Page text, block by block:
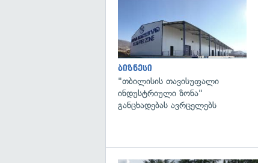
ბიზნესი
"თბილისის თავისუფალი
ინდუსტრიული ზონა"
განცხადებას ავრცელებს